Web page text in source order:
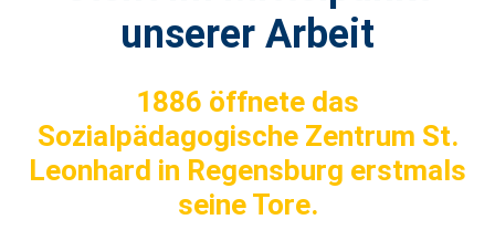
unserer Arbeit
1886 öffnete das
Sozialpädagogische Zentrum St.
Leonhard in Regensburg erstmals
seine Tore.